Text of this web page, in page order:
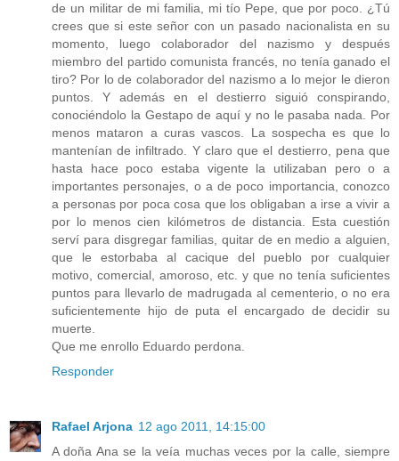
de un militar de mi familia, mi tío Pepe, que por poco. ¿Tú
crees que si este señor con un pasado nacionalista en su
momento, luego colaborador del nazismo y después
miembro del partido comunista francés, no tenía ganado el
tiro? Por lo de colaborador del nazismo a lo mejor le dieron
puntos. Y además en el destierro siguió conspirando,
conociéndolo la Gestapo de aquí y no le pasaba nada. Por
menos mataron a curas vascos. La sospecha es que lo
mantenían de infiltrado. Y claro que el destierro, pena que
hasta hace poco estaba vigente la utilizaban pero o a
importantes personajes, o a de poco importancia, conozco
a personas por poca cosa que los obligaban a irse a vivir a
por lo menos cien kilómetros de distancia. Esta cuestión
serví para disgregar familias, quitar de en medio a alguien,
que le estorbaba al cacique del pueblo por cualquier
motivo, comercial, amoroso, etc. y que no tenía suficientes
puntos para llevarlo de madrugada al cementerio, o no era
suficientemente hijo de puta el encargado de decidir su
muerte.
Que me enrollo Eduardo perdona.
Responder
Rafael Arjona 12 ago 2011, 14:15:00
A doña Ana se la veía muchas veces por la calle, siempre